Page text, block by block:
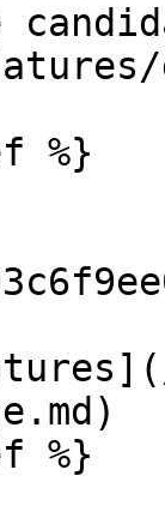
%}
%}